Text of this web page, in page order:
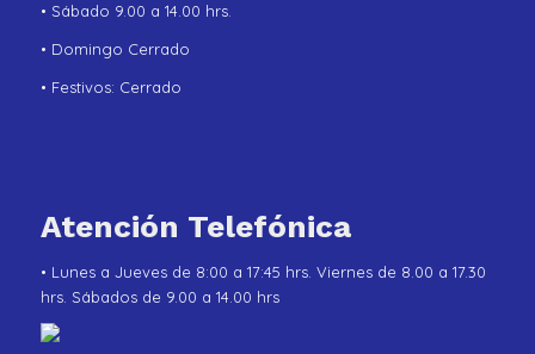
• Sábado 9.00 a 14.00 hrs.
• Domingo Cerrado
• Festivos: Cerrado
Atención Telefónica
• Lunes a Jueves de 8:00 a 17:45 hrs. Viernes de 8.00 a 17.30
hrs. Sábados de 9.00 a 14.00 hrs